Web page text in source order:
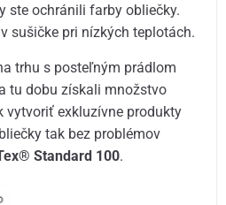
ste ochránili farby obliečky.
sušičke pri nízkých teplotách.
trhu s posteľným prádlom
tu dobu získali množstvo
vytvoriť exkluzívne produkty
tak bez problémov
Standard 100.